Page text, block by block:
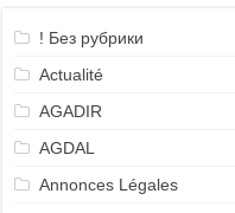
! Без рубрики
Actualité
AGADIR
AGDAL
Annonces Légales